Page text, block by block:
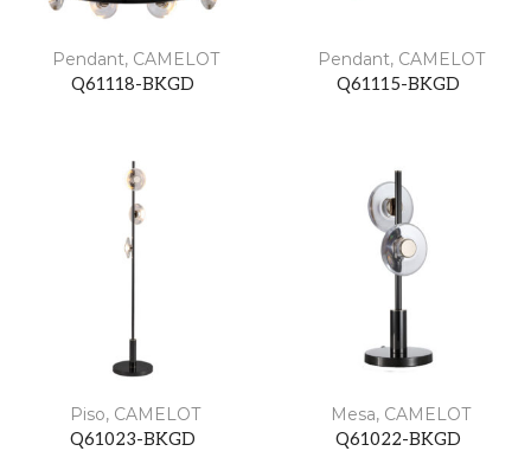
Pendant, CAMELOT
Q61118-BKGD
Pendant, CAMELOT
Q61115-BKGD
Piso, CAMELOT
Q61023-BKGD
Mesa, CAMELOT
Q61022-BKGD